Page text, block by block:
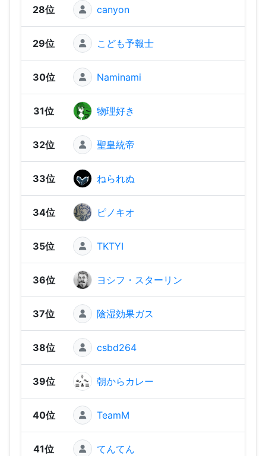
28位 canyon
29位 こども予報士
30位 Naminami
31位 物理好き
32位 聖皇統帝
33位 ねられぬ
34位 ピノキオ
35位 TKTYI
36位 ヨシフ・スターリン
37位 陰湿効果ガス
38位 csbd264
39位 朝からカレー
40位 TeamM
41位 てんてん